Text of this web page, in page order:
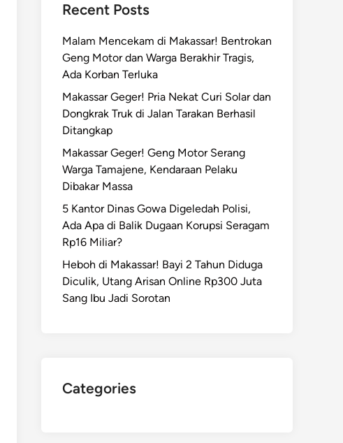
Recent Posts
Malam Mencekam di Makassar! Bentrokan
Geng Motor dan Warga Berakhir Tragis,
Ada Korban Terluka
Makassar Geger! Pria Nekat Curi Solar dan
Dongkrak Truk di Jalan Tarakan Berhasil
Ditangkap
Makassar Geger! Geng Motor Serang
Warga Tamajene, Kendaraan Pelaku
Dibakar Massa
5 Kantor Dinas Gowa Digeledah Polisi,
Ada Apa di Balik Dugaan Korupsi Seragam
Rp16 Miliar?
Heboh di Makassar! Bayi 2 Tahun Diduga
Diculik, Utang Arisan Online Rp300 Juta
Sang Ibu Jadi Sorotan
Categories